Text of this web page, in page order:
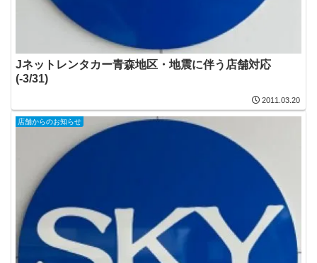
Jネットレンタカー青森地区・地震に伴う店舗対応
(-3/31)
2011.03.20
店舗からのお知らせ